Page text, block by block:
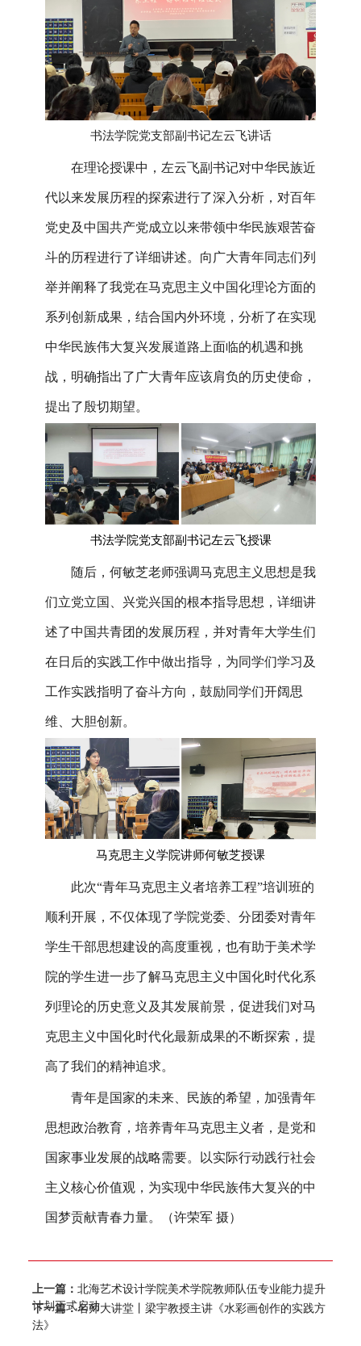
书法学院党支部副书记左云飞讲话
在理论授课中，左云飞副书记对中华民族近
代以来发展历程的探索进行了深入分析，对百年
党史及中国共产党成立以来带领中华民族艰苦奋
斗的历程进行了详细讲述。向广大青年同志们列
举并阐释了我党在马克思主义中国化理论方面的
系列创新成果，结合国内外环境，分析了在实现
中华民族伟大复兴发展道路上面临的机遇和挑
战，明确指出了广大青年应该肩负的历史使命，
提出了殷切期望。
书法学院党支部副书记左云飞授课
随后，何敏芝老师强调马克思主义思想是我
们立党立国、兴党兴国的根本指导思想，详细讲
述了中国共青团的发展历程，并对青年大学生们
在日后的实践工作中做出指导，为同学们学习及
工作实践指明了奋斗方向，鼓励同学们开阔思
维、大胆创新。
马克思主义学院讲师何敏芝授课
此次“青年马克思主义者培养工程”培训班的
顺利开展，不仅体现了学院党委、分团委对青年
学生干部思想建设的高度重视，也有助于美术学
院的学生进一步了解马克思主义中国化时代化系
列理论的历史意义及其发展前景，促进我们对马
克思主义中国化时代化最新成果的不断探索，提
高了我们的精神追求。
青年是国家的未来、民族的希望，加强青年
思想政治教育，培养青年马克思主义者，是党和
国家事业发展的战略需要。以实际行动践行社会
主义核心价值观，为实现中华民族伟大复兴的中
国梦贡献青春力量。 （许荣军 摄）
上一篇： 北海艺术设计学院美术学院教师队伍专业能力提升
计划正式启动
下一篇：名师大讲堂丨梁宇教授主讲《水彩画创作的实践方
法》